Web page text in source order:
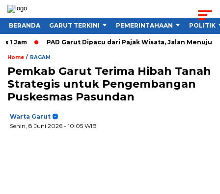
BERANDA GARUT TERKINI PEMERINTAHAAN POLITIK
PAD Garut Dipacu dari Pajak Wisata, Jalan Menuju
Home / RAGAM
Pemkab Garut Terima Hibah Tanah
Strategis untuk Pengembangan
Puskesmas Pasundan
Warta Garut
Senin, 8 Juni 2026 - 10:05 WIB